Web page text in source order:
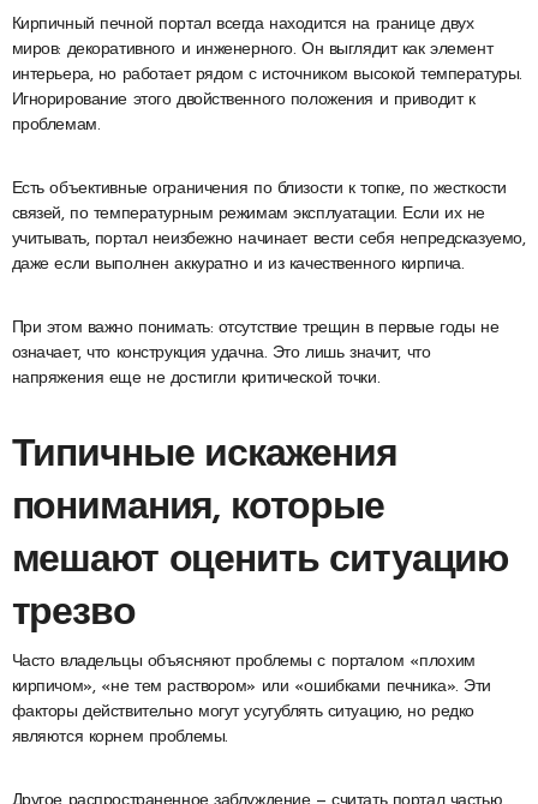
Кирпичный печной портал всегда находится на границе двух
миров: декоративного и инженерного. Он выглядит как элемент
интерьера, но работает рядом с источником высокой температуры.
Игнорирование этого двойственного положения и приводит к
проблемам.
Есть объективные ограничения по близости к топке, по жесткости
связей, по температурным режимам эксплуатации. Если их не
учитывать, портал неизбежно начинает вести себя непредсказуемо,
даже если выполнен аккуратно и из качественного кирпича.
При этом важно понимать: отсутствие трещин в первые годы не
означает, что конструкция удачна. Это лишь значит, что
напряжения еще не достигли критической точки.
Типичные искажения
понимания, которые
мешают оценить ситуацию
трезво
Часто владельцы объясняют проблемы с порталом «плохим
кирпичом», «не тем раствором» или «ошибками печника». Эти
факторы действительно могут усугублять ситуацию, но редко
являются корнем проблемы.